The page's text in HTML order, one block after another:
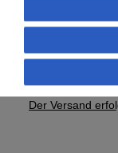
DerUroflex®
Einsatz bei
sowohl im
Der Versand